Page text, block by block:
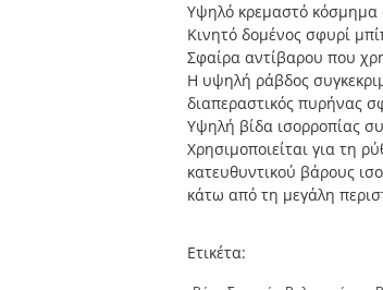
Υψηλό κρεμαστό κόσμημα
Κινητό δομένος σφυρί
Σφαίρα αντίβαρου που
Η υψηλή ράβδος
διαπεραστικός πυρήνας
Υψηλή βίδα ισορροπίας
Χρησιμοποιείται για τη
κατευθυντικού βάρους
κάτω από τη μεγάλη
Ετικέτα: